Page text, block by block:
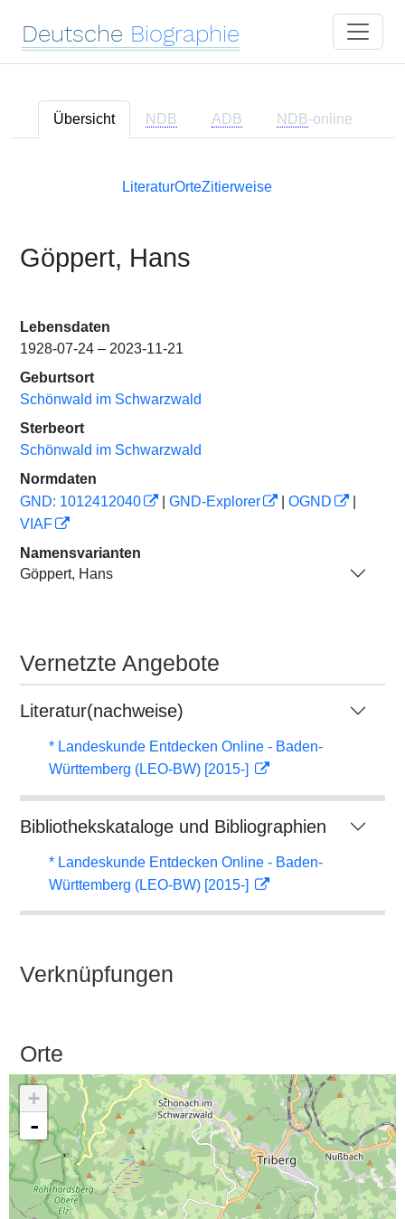
Deutsche Biographie
Übersicht NDB ADB NDB-online
LiteraturOrteZitierweise
Göppert, Hans
Lebensdaten
1928-07-24 – 2023-11-21
Geburtsort
Schönwald im Schwarzwald
Sterbeort
Schönwald im Schwarzwald
Normdaten
GND: 1012412040
GND-Explorer OGND
VIAF
Namensvarianten
Göppert, Hans
Vernetzte Angebote
Literatur(nachweise)
* Landeskunde Entdecken Online - Baden-
Württemberg (LEO-BW) [2015-]
Bibliothekskataloge und Bibliographien
* Landeskunde Entdecken Online - Baden-
Württemberg (LEO-BW) [2015-]
Verknüpfungen
Orte
+
-